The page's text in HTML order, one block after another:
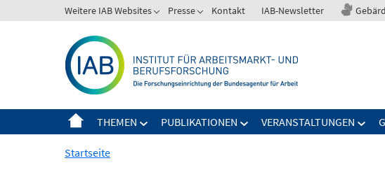
zum
Weitere IAB Websites Presse Kontakt IAB-Newsletter
THEMEN PUBLIKATIONEN VERANSTALTUNGEN
Startseite